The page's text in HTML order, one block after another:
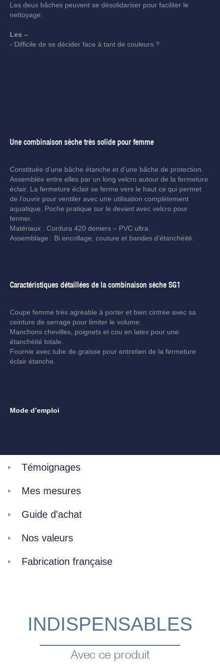
Les deux bâches peuvent se désolidariser pour faciliter le
nettoyage.
Les –
- Difficile de se décider face à tant de couleurs ?
Une combinaison sèche très solide pour femme
Constituée d’une bâche étanche et d’une bâche de protection.
Assemblée entre elles par un long velcro autour de la fermeture
éclair. La fermeture éclair se ferme vers le haut ce qui permet
de l’ouvrir pour ventiler avec une utilisation complètement
aquatique. Poche pratique sur le devant avec velcro pour
fermer.
Matériaux : Cordura 420 deniers – PVC ultra.
Assemblage : Bi encollage, couture et bandes d’étanchéité.
Caractéristiques détaillées de la combinaison sèche SG1
Coupe femme très agréable à porter et bien cintrée avec sa
ceinture de serrage pour limiter le volume.
Manchons chevilles, poignets et cou en latex pour une
étanchéité totale.
Fournie avec tube de graisse pour entretien de la fermeture
éclair étanche.
Mode d’emploi
Témoignages
Mes mesures
Guide d'achat
Nos valeurs
Fabrication française
INDISPENSABLES
Avec ce produit